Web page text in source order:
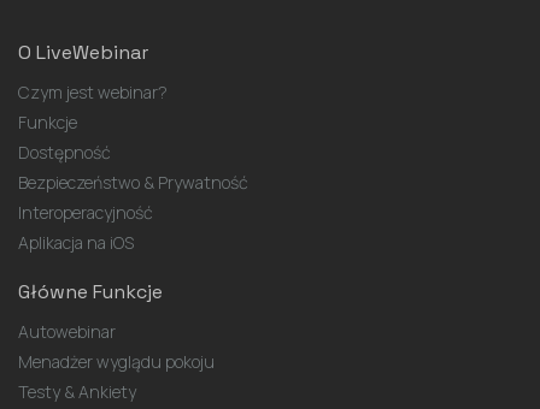
O LiveWebinar
Czym jest webinar?
Funkcje
Dostępność
Bezpieczeństwo & Prywatność
Interoperacyjność
Aplikacja na iOS
Główne Funkcje
Autowebinar
Menadżer wyglądu pokoju
Testy & Ankiety